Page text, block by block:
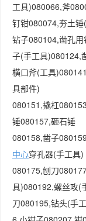
工具)080066,斧
钉钳080074,夯土
钻子080104,凿孔
子(手工具)080124,
横口斧(工具
具部件)
080151,撬杠
锤080157,砸石锤
080158,凿子
中心穿孔器(手工具)
080175,刨刀
具)080192,螺丝攻(
刀080195,钻头(手